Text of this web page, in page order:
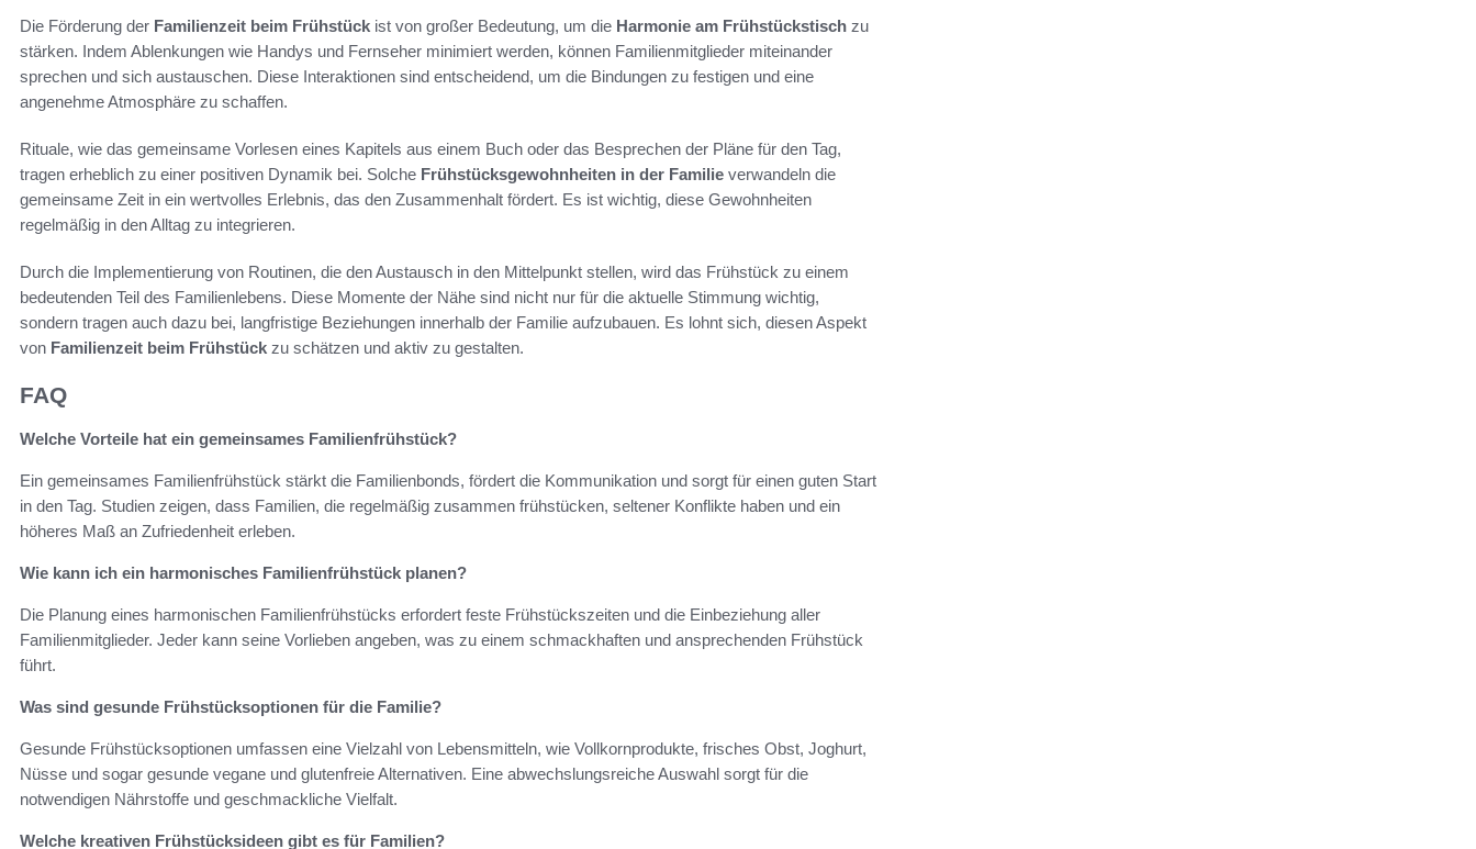
Die Förderung der Familienzeit beim Frühstück ist von großer Bedeutung, um die Harmonie am Frühstückstisch zu
stärken. Indem Ablenkungen wie Handys und Fernseher minimiert werden, können Familienmitglieder miteinander
sprechen und sich austauschen. Diese Interaktionen sind entscheidend, um die Bindungen zu festigen und eine
angenehme Atmosphäre zu schaffen.
Rituale, wie das gemeinsame Vorlesen eines Kapitels aus einem Buch oder das Besprechen der Pläne für den Tag,
tragen erheblich zu einer positiven Dynamik bei. Solche Frühstücksgewohnheiten in der Familie verwandeln die
gemeinsame Zeit in ein wertvolles Erlebnis, das den Zusammenhalt fördert. Es ist wichtig, diese Gewohnheiten
regelmäßig in den Alltag zu integrieren.
Durch die Implementierung von Routinen, die den Austausch in den Mittelpunkt stellen, wird das Frühstück zu einem
bedeutenden Teil des Familienlebens. Diese Momente der Nähe sind nicht nur für die aktuelle Stimmung wichtig,
sondern tragen auch dazu bei, langfristige Beziehungen innerhalb der Familie aufzubauen. Es lohnt sich, diesen Aspekt
von Familienzeit beim Frühstück zu schätzen und aktiv zu gestalten.
FAQ
Welche Vorteile hat ein gemeinsames Familienfrühstück?
Ein gemeinsames Familienfrühstück stärkt die Familienbonds, fördert die Kommunikation und sorgt für einen guten Start
in den Tag. Studien zeigen, dass Familien, die regelmäßig zusammen frühstücken, seltener Konflikte haben und ein
höheres Maß an Zufriedenheit erleben.
Wie kann ich ein harmonisches Familienfrühstück planen?
Die Planung eines harmonischen Familienfrühstücks erfordert feste Frühstückszeiten und die Einbeziehung aller
Familienmitglieder. Jeder kann seine Vorlieben angeben, was zu einem schmackhaften und ansprechenden Frühstück
führt.
Was sind gesunde Frühstücksoptionen für die Familie?
Gesunde Frühstücksoptionen umfassen eine Vielzahl von Lebensmitteln, wie Vollkornprodukte, frisches Obst, Joghurt,
Nüsse und sogar gesunde vegane und glutenfreie Alternativen. Eine abwechslungsreiche Auswahl sorgt für die
notwendigen Nährstoffe und geschmackliche Vielfalt.
Welche kreativen Frühstücksideen gibt es für Familien?